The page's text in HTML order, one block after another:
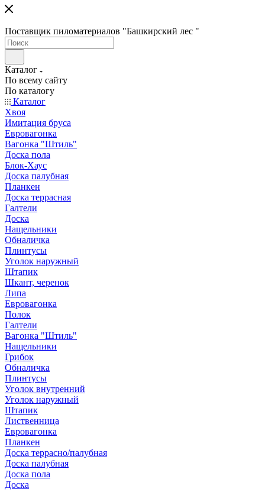
Поставщик пиломатериалов "Башкирский лес "
Каталог
По всему сайту
По каталогу
Каталог
Хвоя
Имитация бруса
Евровагонка
Вагонка "Штиль"
Доска пола
Блок-Хаус
Доска палубная
Планкен
Доска террасная
Галтели
Доска
Нащельники
Обналичка
Плинтусы
Уголок наружный
Штапик
Шкант, черенок
Липа
Евровагонка
Полок
Галтели
Вагонка "Штиль"
Нащельники
Грибок
Обналичка
Плинтусы
Уголок внутренний
Уголок наружный
Штапик
Лиственница
Евровагонка
Планкен
Доска террасно/палубная
Доска палубная
Доска пола
Доска